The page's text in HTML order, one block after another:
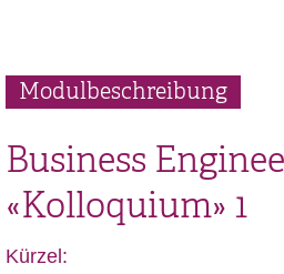
Modulbeschreibung
Business
«Kolloquium» 1
Kürzel: